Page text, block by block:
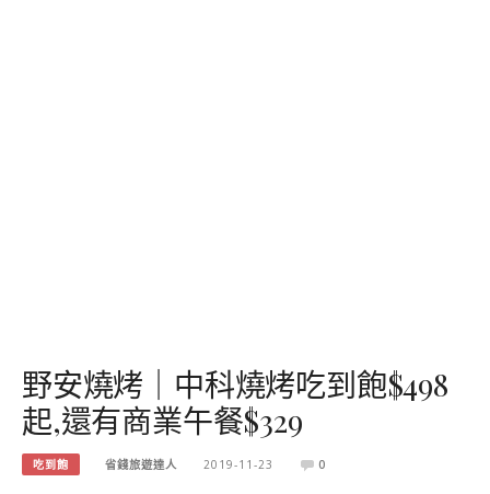
野安燒烤｜中科燒烤吃到飽$498
起,還有商業午餐$329
吃到飽 省錢旅遊達人 2019-11-23 0